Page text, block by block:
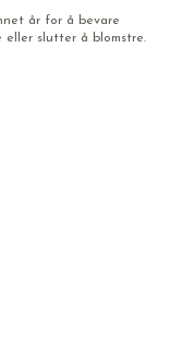
år for å bevare
eller slutter å blomstre.